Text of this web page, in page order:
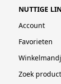
NUTTIGE
Account
Favorieten
Zoek